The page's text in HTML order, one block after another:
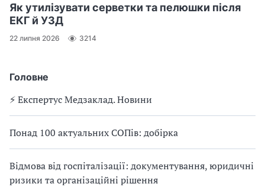
Головне
⚡️ Експертус Медзаклад. Новини
Понад 100 актуальних СОПів: добірка
Відмова від госпіталізації: документування, юридичні
ризики та організаційні рішення
Як утилізувати серветки та пелюшки після
ЕКГ й УЗД
22 липня 2026 3214